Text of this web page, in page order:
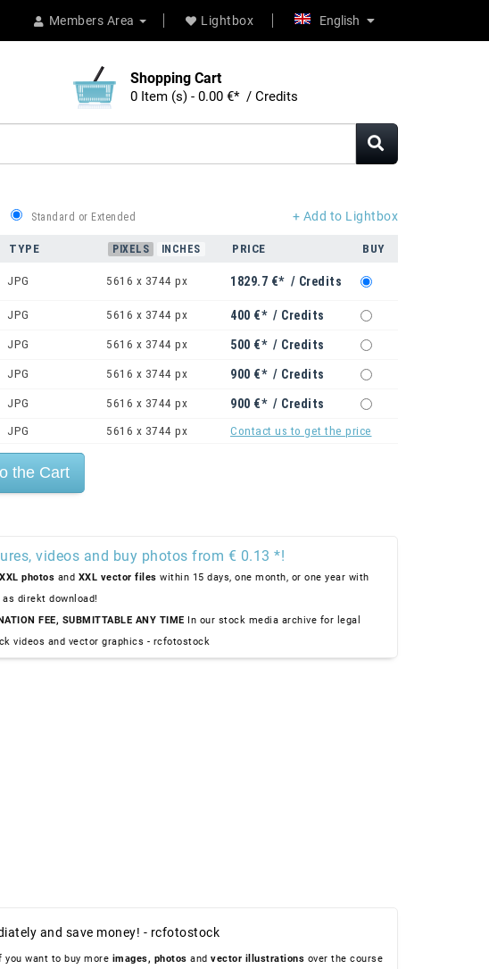
Members Area Lightbox English
Shopping Cart
0 Item (s) - 0.00 €* / Credits
+ Add to Lightbox
Standard or Extended
TYPE PIXELS INCHES PRICE
BUY
JPG 5616 x 3744 px 1829.7 €* / Credits
JPG 5616 x 3744 px 400 €* / Credits
JPG 5616 x 3744 px 500 €* / Credits
JPG 5616 x 3744 px 900 €* / Credits
JPG 5616 x 3744 px 900 €* / Credits
JPG 5616 x 3744 px Contact us to get the price
videos and buy photos from € 0.13 *!
XXL photos and XXL vector files within 15 days, one month, or one year with
as direkt download!
FEE, SUBMITTABLE ANY TIME In our stock media archive for legal
videos and vector graphics - rcfotostock
and save money! - rcfotostock
you want to buy more images, photos and vector illustrations over the course